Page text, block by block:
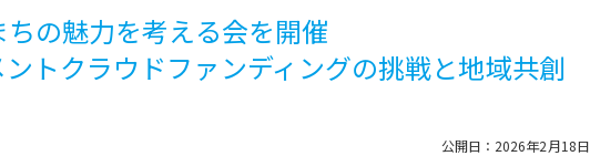
の魅力を考える会を開催
トクラウドファンディングの挑戦と地域共創
公開日：2026年2月18日